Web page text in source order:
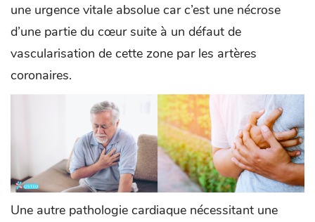
une urgence vitale absolue car c’est une nécrose
d’une partie du cœur suite à un défaut de
vascularisation de cette zone par les artères
coronaires.
Une autre pathologie cardiaque nécessitant une